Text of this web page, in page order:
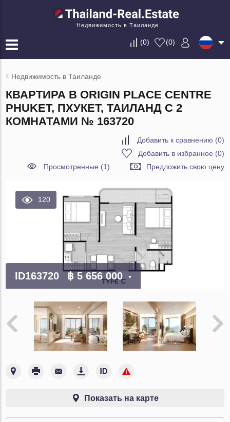
Недвижимость в Таиланде
(0) (0)
Недвижимость в Таиланде
КВАРТИРА В ORIGIN PLACE CENTRE
PHUKET, ПХУКЕТ, ТАИЛАНД С 2
КОМНАТАМИ № 163720
Добавить к сравнению (0)
Добавить в избранное (0)
Просмотренные (1)
Предложить свою цену
120
ID163720 ฿ 5 656 000
Показать на карте